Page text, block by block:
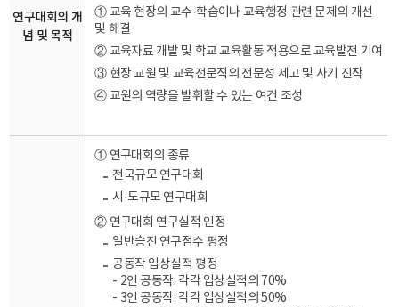
연구대회의 개
념 및 목적
① 교육 현장의 교수·학습이나 교육행정 관련 문제의 개선
및 해결
② 교육자료 개발 및 학교 교육활동 적용으로 교육발전 기여
③ 현장 교원 및 교육전문직의 전문성 제고 및 사기 진작
④ 교원의 역량을 발휘할 수 있는 여건 조성
① 연구대회의 종류
전국규모 연구대회
시·도규모 연구대회
② 연구대회 연구실적 인정
일반승진 연구점수 평정
공동작 입상실적 평정
- 2인 공동작: 각각 입상실적의 70%
- 3인 공동작: 각각 입상실적의 50%